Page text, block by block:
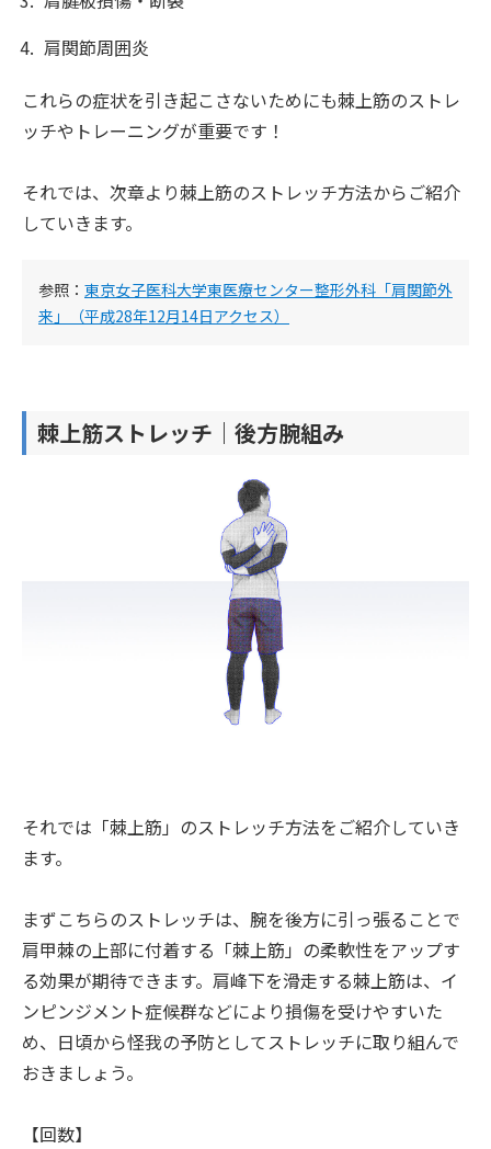
肩関節周囲炎
これらの症状を引き起こさないためにも棘上筋のストレ
ッチやトレーニングが重要です！
それでは、次章より棘上筋のストレッチ方法からご紹介
していきます。
参照： 東京女子医科大学東医療センター整形外科「肩関節外
来」（平成28年12月14日アクセス）
棘上筋ストレッチ｜後方腕組み
それでは「棘上筋」のストレッチ方法をご紹介していき
ます。
まずこちらのストレッチは、腕を後方に引っ張ることで
肩甲棘の上部に付着する「棘上筋」の柔軟性をアップす
る効果が期待できます。肩峰下を滑走する棘上筋は、イ
ンピンジメント症候群などにより損傷を受けやすいた
め、日頃から怪我の予防としてストレッチに取り組んで
おきましょう。
【回数】